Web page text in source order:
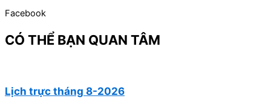
Facebook
CÓ THỂ BẠN QUAN TÂM
Lịch trực tháng 8-2026